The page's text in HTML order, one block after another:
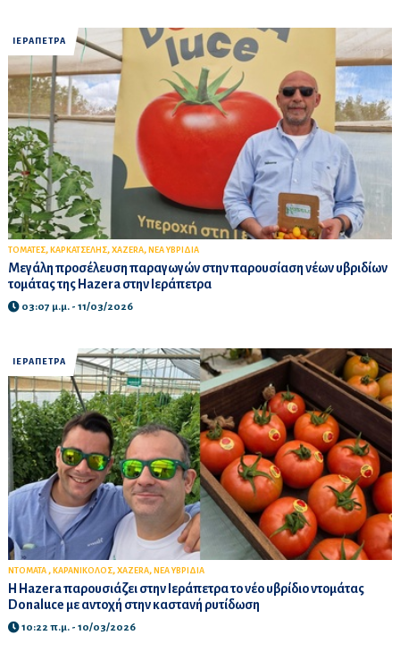
ΙΕΡΑΠΕΤΡΑ
ΤΟΜΑΤΕΣ, ΚΑΡΚΑΤΣΕΛΗΣ, XAZERA, ΝΕΑ ΥΒΡΙΔΙΑ
Μεγάλη προσέλευση παραγωγών στην παρουσίαση νέων υβριδίων
τομάτας της Hazera στην Ιεράπετρα
03:07 μ.μ. - 11/03/2026
ΙΕΡΑΠΕΤΡΑ
ΝΤΟΜΑΤΑ , ΚΑΡΑΝΙΚΟΛΟΣ, XAZERA, ΝΕΑ ΥΒΡΙΔΙΑ
Η Hazera παρουσιάζει στην Ιεράπετρα το νέο υβρίδιο ντομάτας
Donaluce με αντοχή στην καστανή ρυτίδωση
10:22 π.μ. - 10/03/2026